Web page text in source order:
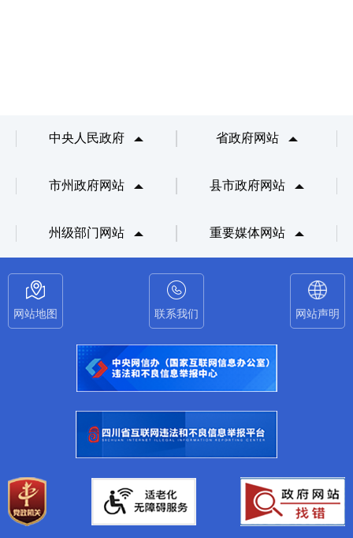
中央人民政府 省政府网站
市州政府网站 县市政府网站
州级部门网站 重要媒体网站
网站地图 联系我们 网站声明